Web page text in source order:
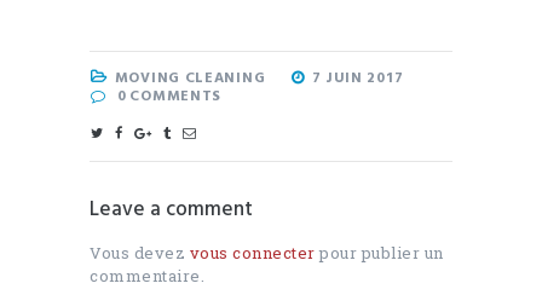
MOVING CLEANING 7 JUIN 2017
0 COMMENTS
Leave a comment
Vous devez vous connecterpour publier un
commentaire.